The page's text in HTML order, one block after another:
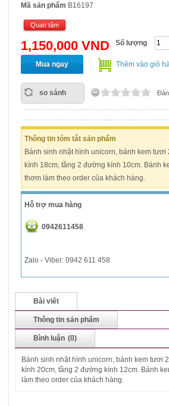
Mã sản phẩm B16197
Quan tâm
1,150,000 VND Số lượng
Mua ngay Thêm vào giỏ
so sánh
Thông tin tóm tắt sản phẩm
Bánh sinh nhật hình unicorn, bánh kem tươi
kính 18cm, tầng 2 đường kính 10cm. Bánh
thơm làm theo order của khách hàng.
Hỗ trợ mua hàng
0942611458
Zalo - Viber: 0942 611 458
Bài viết
Thông tin sản phẩm
Bình luận (0)
Bánh sinh nhật hình unicorn, bánh kem tươi
kính 20cm, tầng 2 đường kính 12cm. Bánh
làm theo order của khách hàng.